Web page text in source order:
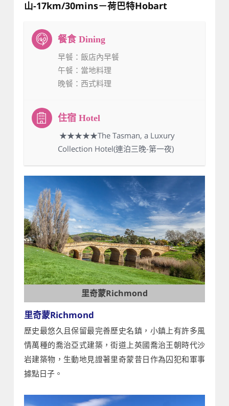
山-17km/30mins－荷巴特Hobart
早餐 ：飯店內早餐
午餐 ：當地料理
晚餐 ：西式料理
：★★★★★The Tasman, a Luxury
Collection Hotel(連泊三晚-第一夜)
里奇蒙Richmond
里奇蒙Richmond
歷史最悠久且保留最完善歷史名鎮，小鎮上有許多風
情萬種的喬治亞式建築，街道上英國喬治王朝時代沙
岩建築物，生動地見證著里奇蒙昔日作為囚犯和軍事
據點日子。